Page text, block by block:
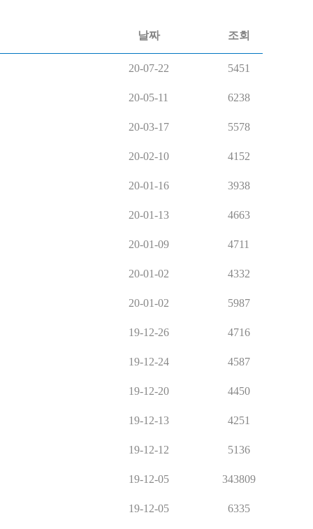
날짜 조회
20-07-22 5451
20-05-11 6238
20-03-17 5578
20-02-10 4152
20-01-16 3938
20-01-13 4663
20-01-09 4711
20-01-02 4332
20-01-02 5987
19-12-26 4716
19-12-24 4587
19-12-20 4450
19-12-13 4251
19-12-12 5136
19-12-05 343809
19-12-05 6335